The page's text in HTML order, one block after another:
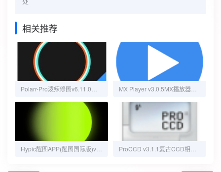
相关推荐